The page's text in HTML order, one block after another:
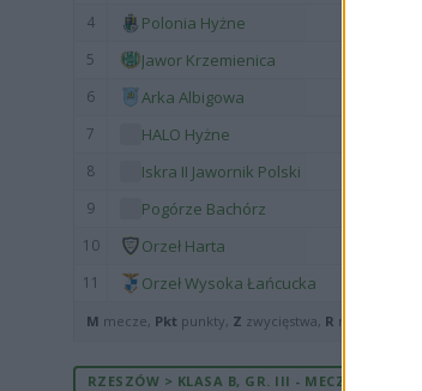
4 Polonia Hyżne
5 Jawor Krzemienica
6 Arka Albigowa
7 HALO Hyżne
8 Iskra II Jawornik Polski
9 Pogórze Bachórz
10 Orzeł Harta
11 Orzeł Wysoka Łańcucka
M mecze, Pkt punkty, Z zwycięstwa, R remisy,
RZESZÓW > KLASA B, GR. III - MECZE